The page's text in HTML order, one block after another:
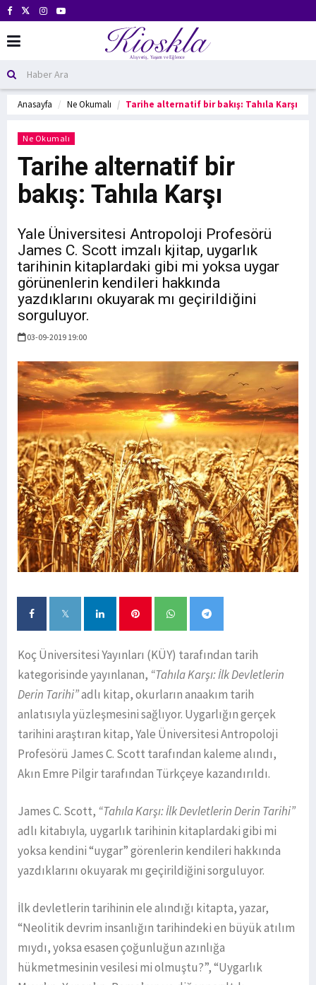
Anasayfa Ne Okumalı Tarihe alternatif bir bakış: Tahıla Karşı
Ne Okumalı
Tarihe alternatif bir
bakış: Tahıla Karşı
Yale Üniversitesi Antropoloji Profesörü
James C. Scott imzalı kjitap, uygarlık
tarihinin kitaplardaki gibi mi yoksa uygar
görünenlerin kendileri hakkında
yazdıklarını okuyarak mı geçirildiğini
sorguluyor.
03-09-2019 19:00
Koç Üniversitesi Yayınları (KÜY) tarafından tarih
kategorisinde yayınlanan, “Tahıla Karşı: İlk Devletlerin
Derin Tarihi”adlı kitap, okurların anaakım tarih
anlatısıyla yüzleşmesini sağlıyor. Uygarlığın gerçek
tarihini araştıran kitap, Yale Üniversitesi Antropoloji
Profesörü James C. Scott tarafından kaleme alındı,
Akın Emre Pilgir tarafından Türkçeye kazandırıldı.
James C. Scott, “Tahıla Karşı: İlk Devletlerin Derin Tarihi”
adlı kitabıyla, uygarlık tarihinin kitaplardaki gibi mi
yoksa kendini “uygar” görenlerin kendileri hakkında
yazdıklarını okuyarak mı geçirildiğini sorguluyor.
İlk devletlerin tarihinin ele alındığı kitapta, yazar,
“Neolitik devrim insanlığın tarihindeki en büyük atılım
mıydı, yoksa esasen çoğunluğun azınlığa
hükmetmesinin vesilesi mi olmuştu?”, “Uygarlık